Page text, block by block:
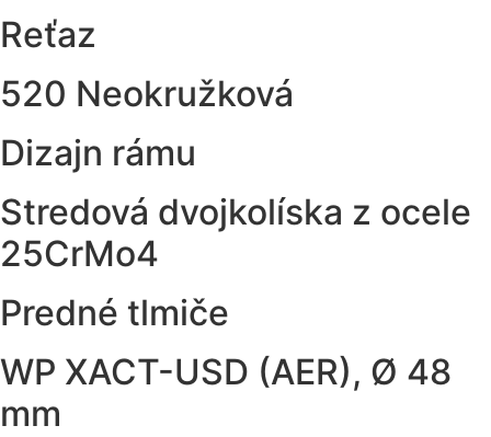
Reťaz
520 Neokružková
Dizajn rámu
Stredová dvojkolíska z ocele
25CrMo4
Predné tlmiče
WP XACT-USD (AER), Ø 48
mm